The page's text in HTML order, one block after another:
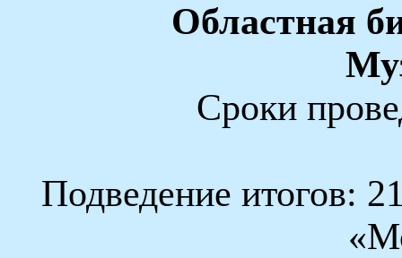
Областная
Сроки
Подведение итогов: